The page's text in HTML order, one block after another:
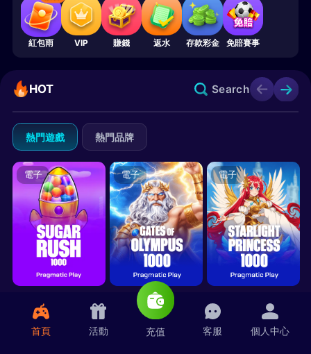
紅包雨 VIP 賺錢 返水 存款彩金 免賠賽事
HOT Search
熱門遊戲 熱門品牌
電子 電子 電子
電子 電子 電子
首頁 活動 充值 客服 個人中心